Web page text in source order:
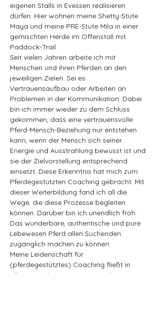
eigenen Stalls in Evessen realisieren
dürfen. Hier wohnen meine Shetty-Stute
Maya und meine PRE-Stute Mila in einer
gemischten Herde im Offenstall mit
Paddock-Trail.
Seit vielen Jahren arbeite ich mit
Menschen und ihren Pferden an den
jeweiligen Zielen. Sei es
Vertrauensaufbau oder Arbeiten an
Problemen in der Kommunikation. Dabei
bin ich immer wieder zu dem Schluss
gekommen, dass eine vertrauensvolle
Pferd-Mensch-Beziehung nur entstehen
kann, wenn der Mensch sich seiner
Energie und Ausstrahlung bewusst ist und
sie der Zielvorstellung entsprechend
einsetzt. Diese Erkenntnis hat mich zum
Pferdegestützten Coaching gebracht. Mit
dieser Weiterbildung fand ich all die
Wege, die diese Prozesse begleiten
können. Darüber bin ich unendlich froh.
Das wunderbare, authentische und pure
Lebewesen Pferd allen Suchenden
zugänglich machen zu können.
Meine Leidenschaft für
(pferdegestütztes) Coaching fließt in
allen Bereichen mit ein. Mir ist das